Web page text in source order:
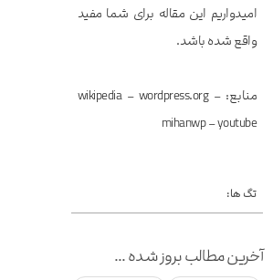
امیدواریم این مقاله برای شما مفید
واقع شده باشد.
منابع: wikipedia – wordpress.org –
mihanwp – youtube
تگ ها:
آخرین مطالب بروز شده ...